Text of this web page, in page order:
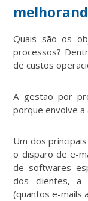
Quais são os
processos?
de custos
A gestão por
porque envolve
Um dos
o disparo de e-
de softwares
dos clientes, a
(quantos e-mails